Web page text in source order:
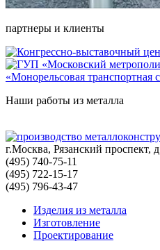
партнеры и клиенты
Наши работы из металла
г.Москва, Рязанский проспект,
(495) 740-75-11
(495) 722-15-17
(495) 796-43-47
Изделия из металла
Изготовление
Проектирование